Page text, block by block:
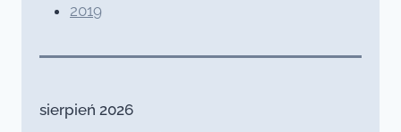
2019
sierpień 2026